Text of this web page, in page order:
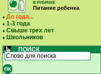
В РУБРИКЕ
Питание ребенка
До года...
1-3 года
Свыше трех лет
Школьников
ПОИСК